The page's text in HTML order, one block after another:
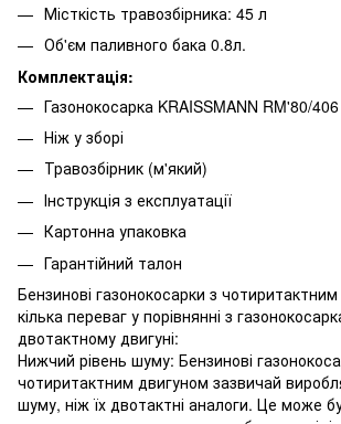
Місткість травозбірника: 45 л
Об'єм паливного бака 0.8л.
Комплектація:
Газонокосарка KRAISSMANN RM'80/406
Ніж у зборі
Травозбірник (м'який)
Інструкція з експлуатації
Картонна упаковка
Гарантійний талон
Бензинові газонокосарки з
кілька переваг у порівнянні з
двотактному двигуні:
Нижчий рівень шуму: Бензинові
чотиритактним двигуном зазвичай
шуму, ніж їх двотактні аналоги. Це може